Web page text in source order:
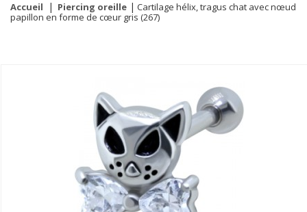
Accueil Piercing oreille
Cartilage hélix, tragus chat avec nœud
papillon en forme de cœur gris (267)